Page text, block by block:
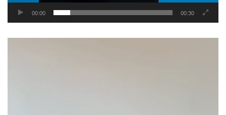
00:00 00:30